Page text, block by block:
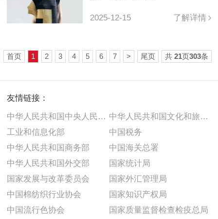
2025-12-15 了解详情
首页 1 2 3 4 5 6 7 > 尾页 共 21页303条
友情链接：
中华人民共和国中央人民政府
工业和信息化部
中华人民共和国商务部
中华人民共和国外交部
国家发展与改革委员会
中华人民共和国文化和旅游部
中国税务
中国海关总署
国家统计局
国家外汇管理局
中国棉纺织行业协会
中国流行色协会
国家知识产权局
国家质量监督检查检疫总局